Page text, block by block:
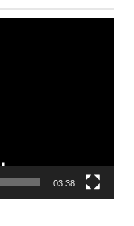
03:38